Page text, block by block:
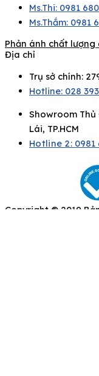
Ms.Thi: 0981
Ms.Thắm: 0981
Phản ánh chất lượng
Địa chỉ
Trụ sở chính:
Hotline: 028
Showroom Thủ
Lái, TP.HCM
Hotline 2: 0981
Copyright © 2019